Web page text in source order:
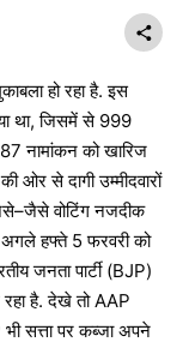
हो रहा है. इस
था, जिसमें से 999
नामांकन को खारिज
ओर से दागी उम्मीदवारों
वोटिंग नजदीक
अगले हफ्ते 5 फरवरी को
जनता पार्टी (BJP)
है. देखे तो AAP
सत्ता पर कब्जा अपने